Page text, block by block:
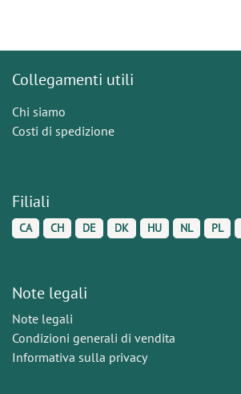
Collegamenti utili
Chi siamo
Costi di spedizione
Filiali
CA CH DE DK HU NL PL
Note legali
Note legali
Condizioni generali di vendita
Informativa sulla privacy